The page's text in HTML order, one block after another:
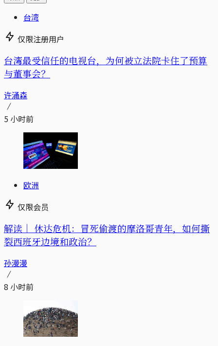
台湾
仅限注册用户
台湾最受信任的电视台，为何被立法院卡住了预算
与董事会？
许涌森
5 小时前
欧洲
仅限会员
解读｜ 休达危机：冒死偷渡的摩洛哥青年，如何撕
裂西班牙边境和政治？
孙漫漫
8 小时前